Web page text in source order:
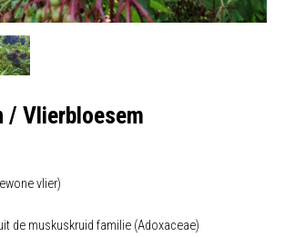
/ Vlierbloesem
vlier)
de muskuskruid familie (Adoxaceae)